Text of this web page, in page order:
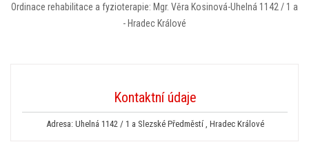
Ordinace rehabilitace a fyzioterapie: Mgr. Věra Kosinová-Uhelná 1142 / 1 a
- Hradec Králové
Kontaktní údaje
Adresa: Uhelná 1142 / 1 a Slezské Předměstí , Hradec Králové